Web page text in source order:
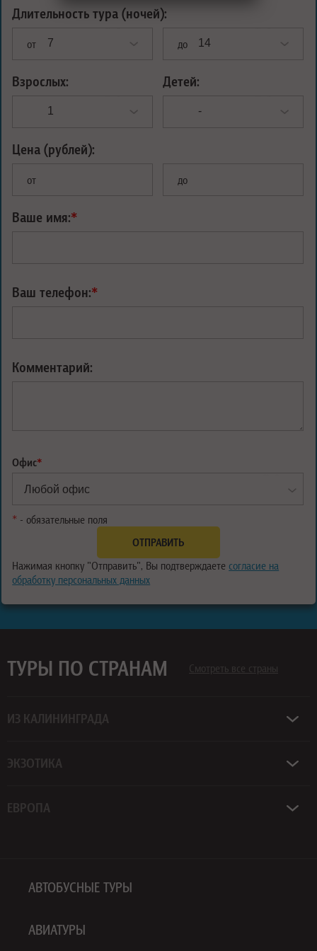
Длительность тура (ночей):
от до
Взрослых: Детей:
Цена (рублей):
от до
Ваше имя:*
Ваш телефон:*
Комментарий:
Офис*
* - обязательные поля
Нажимая кнопку "Отправить", Вы подтверждаете согласие на
обработку персональных данных
ТУРЫ ПО СТРАНАМ Смотреть все страны
ИЗ КАЛИНИНГРАДА
ЭКЗОТИКА
ЕВРОПА
АВТОБУСНЫЕ ТУРЫ
АВИАТУРЫ